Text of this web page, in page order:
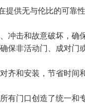
供无与伦比的可靠
击和故意破坏，确
保非活动门、成对门
齐和安装，节省时间
有门口创造了统一和